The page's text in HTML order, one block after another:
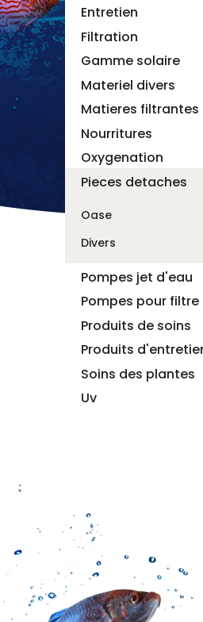
Entretien
Filtration
Gamme solaire
Materiel divers
Matieres filtrantes
Nourritures
Oxygenation
Pieces detaches
Oase
Divers
Pompes jet d'eau
Pompes pour filtre
Produits de soins
Produits
Soins des plantes
Uv